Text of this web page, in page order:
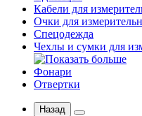
Кабели для
Очки для
Спецодежда
Чехлы и сумки для
Фонари
Отвертки
Назад